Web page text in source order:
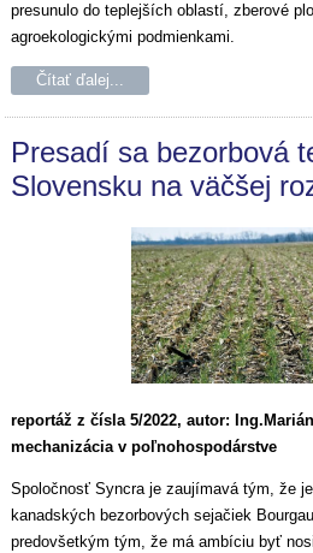
presunulo do teplejších oblastí, zberové
agroekologickými podmienkami.
Čítať ďalej...
Presadí sa bezorbová
Slovensku na väčšej
reportáž z čísla 5/2022, autor:
mechanizácia v poľnohospodárstve
Spoločnosť Syncra je zaujímavá tým, že
kanadských bezorbových sejačiek
predovšetkým tým, že má ambíciu byť